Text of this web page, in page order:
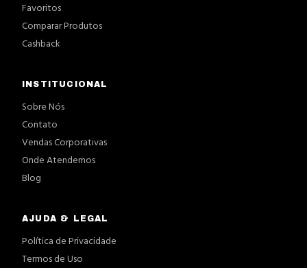
Favoritos
Comparar Produtos
Cashback
INSTITUCIONAL
Sobre Nós
Contato
Vendas Corporativas
Onde Atendemos
Blog
AJUDA & LEGAL
Política de Privacidade
Termos de Uso